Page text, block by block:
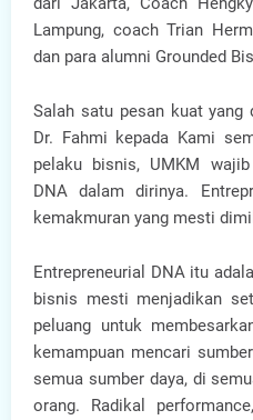
Lampung, coach Trian
dan para alumni Grounded
Salah satu pesan kuat yang
Dr. Fahmi kepada Kami
pelaku bisnis, UMKM wajib
DNA dalam dirinya.
kemakmuran yang mesti
Entrepreneurial DNA itu
bisnis mesti menjadikan
peluang untuk
kemampuan mencari
semua sumber daya, di
orang. Radikal